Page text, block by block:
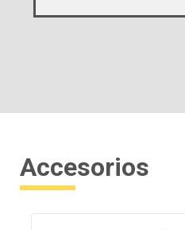
Accesorios